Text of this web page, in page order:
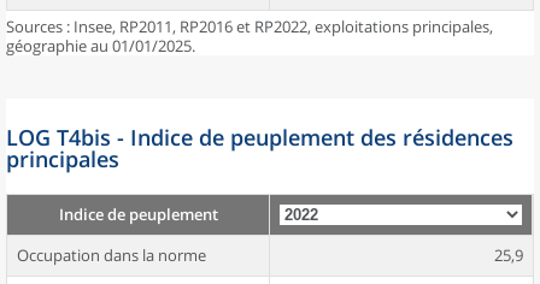
Sources : Insee, RP2011, RP2016 et RP2022, exploitations principales,
géographie au 01/01/2025.
LOG T4bis - Indice de peuplement des résidences
principales
Indice de peuplement
Occupation dans la norme
25,9